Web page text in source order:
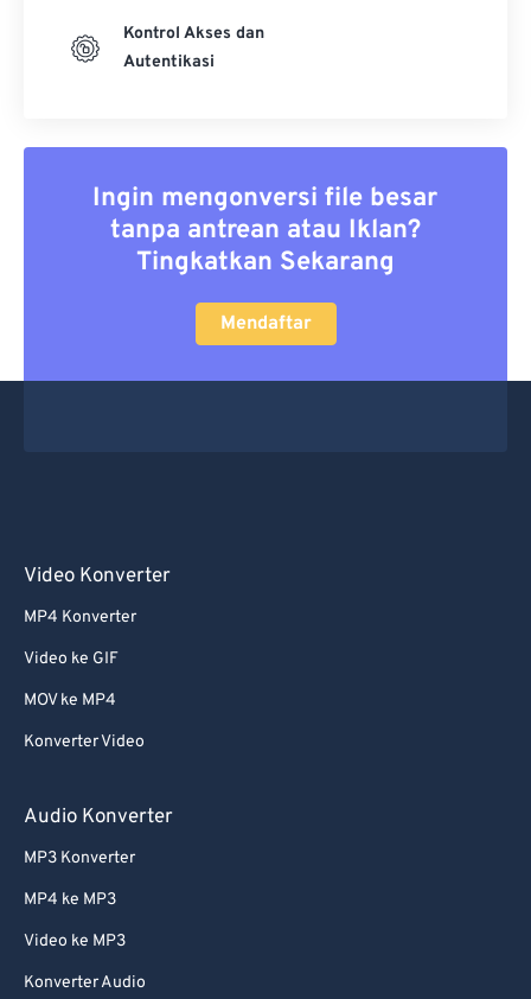
Kontrol Akses dan
Autentikasi
Ingin mengonversi file besar
tanpa antrean atau Iklan?
Tingkatkan Sekarang
Mendaftar
Video Konverter
MP4 Konverter
Video ke GIF
MOV ke MP4
Konverter Video
Audio Konverter
MP3 Konverter
MP4 ke MP3
Video ke MP3
Konverter Audio